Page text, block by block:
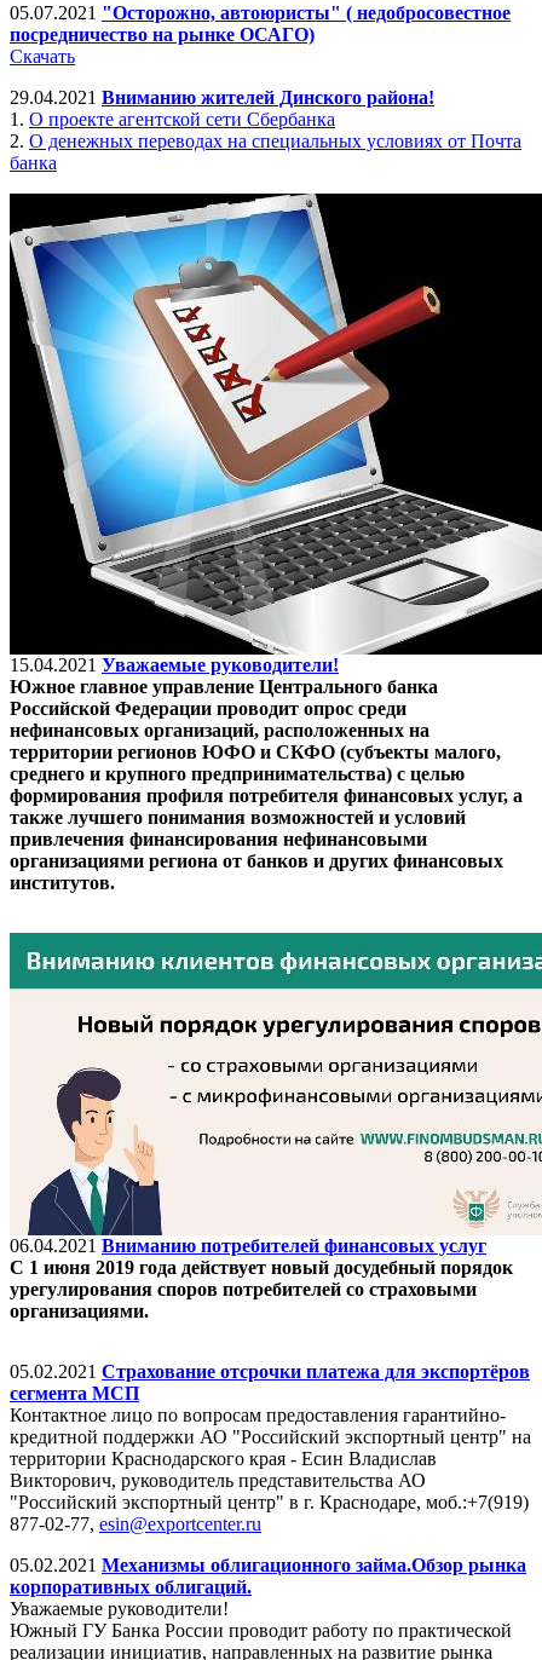
05.07.2021 "Осторожно, автоюристы" ( недобросовестное
посредничество на рынке ОСАГО)
Скачать
29.04.2021 Вниманию жителей Динского района!
1. О проекте агентской сети Сбербанка
2. О денежных переводах на специальных условиях от Почта
банка
15.04.2021 Уважаемые руководители!
Южное главное управление Центрального банка
Российской Федерации проводит опрос среди
нефинансовых организаций, расположенных на
территории регионов ЮФО и СКФО (субъекты малого,
среднего и крупного предпринимательства) с целью
формирования профиля потребителя финансовых услуг, а
также лучшего понимания возможностей и условий
привлечения финансирования нефинансовыми
организациями региона от банков и других финансовых
институтов.
06.04.2021 Вниманию потребителей финансовых услуг
С 1 июня 2019 года действует новый досудебный порядок
урегулирования споров потребителей со страховыми
организациями.
05.02.2021 Страхование отсрочки платежа для экспортёров
сегмента МСП
Контактное лицо по вопросам предоставления гарантийно-
кредитной поддержки АО "Российский экспортный центр" на
территории Краснодарского края - Есин Владислав
Викторович, руководитель представительства АО
"Российский экспортный центр" в г. Краснодаре, моб.:+7(919)
877-02-77, esin@exportcenter.ru
05.02.2021 Механизмы облигационного займа.Обзор рынка
корпоративных облигаций.
Уважаемые руководители!
Южный ГУ Банка России проводит работу по практической
реализации инициатив, направленных на развитие рынка